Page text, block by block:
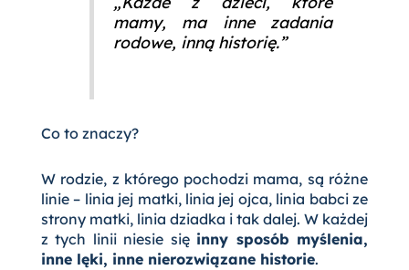
mamy, ma inne zadania
rodowe, inną historię.”
Co to znaczy?
W rodzie, z którego pochodzi mama, są różne
linie – linia jej matki, linia jej ojca, linia babci ze
strony matki, linia dziadka i tak dalej. W każdej
z tych linii niesie się inny sposób myślenia,
inne lęki, inne nierozwiązane historie.